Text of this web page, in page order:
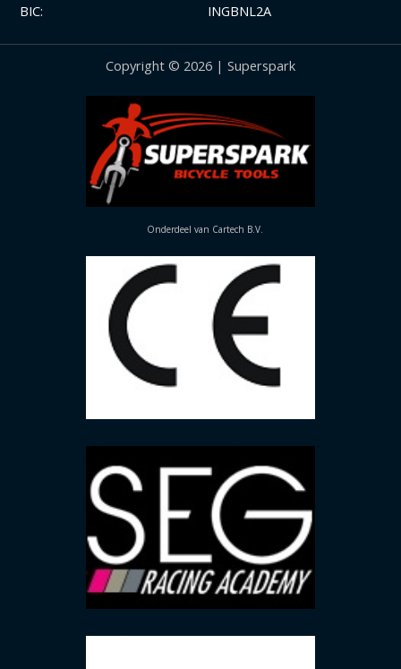
BIC:
INGBNL2A
Copyright © 2026 | Superspark
Onderdeel van Cartech B.V.